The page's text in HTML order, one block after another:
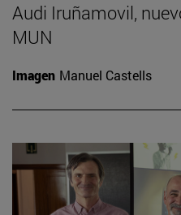
Audi Iruñamovil,
MUN
Imagen Manuel Castells